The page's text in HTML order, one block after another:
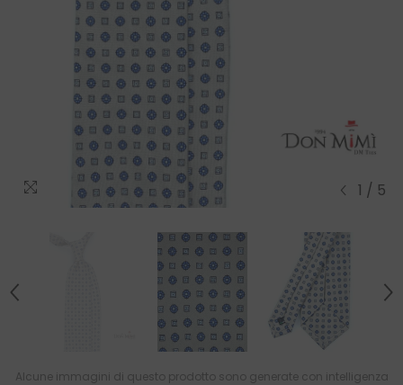
1 / 5
Alcune immagini di questo prodotto sono generate con intelligenza